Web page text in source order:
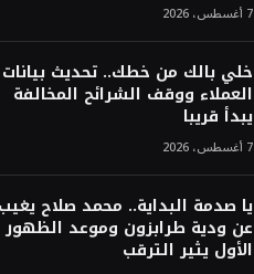
7 أغسطس، 2026
خلي بالك من خطك.. تحديث بيانات
العملاء ووقف الشرائح المخالفة
يبدأ قريبا
7 أغسطس، 2026
يا صدمة البداية.. محمد صلاح يغيب
عن ودية طرابزون وموعد الظهور
الأول يثير الترقب